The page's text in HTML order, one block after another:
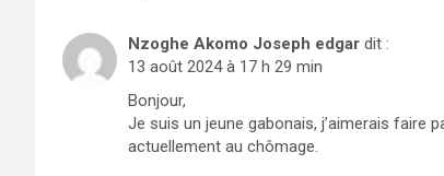
Nzoghe Akomo Joseph edgar dit :
13 août 2024 à 17 h 29 min
Bonjour,
Je suis un jeune gabonais, j’aimerais faire
actuellement au chômage.